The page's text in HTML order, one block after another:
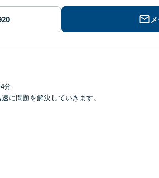
分
に問題を解決していきます。